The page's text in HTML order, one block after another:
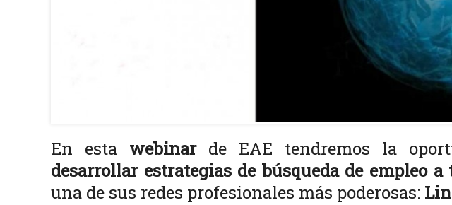
En esta webinarde EAE tendremos la
desarrollar estrategias de búsqueda de empleo
una de sus redes profesionales más poderosas: